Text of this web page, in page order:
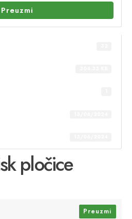
Preuzmi
pločice
Preuzmi